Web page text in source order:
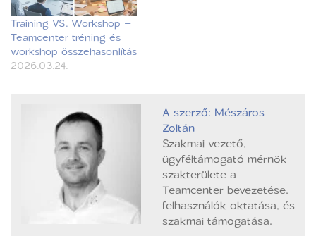
Training VS. Workshop –
Teamcenter tréning és
workshop összehasonlítás
2026.03.24.
A szerző: Mészáros
Zoltán
Szakmai vezető,
ügyféltámogató mérnök
szakterülete a
Teamcenter bevezetése,
felhasználók oktatása, és
szakmai támogatása.